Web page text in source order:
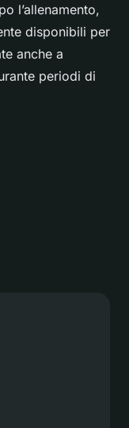
l’allenamento,
disponibili per
anche a
periodi di